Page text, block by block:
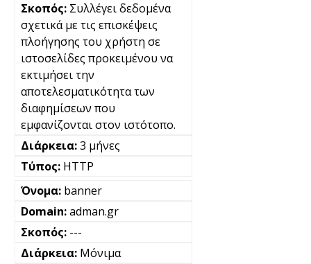
Συλλέγει δεδομένα
σχετικά με τις επισκέψεις
πλοήγησης του χρήστη σε
ιστοσελίδες προκειμένου να
εκτιμήσει την
αποτελεσματικότητα των
διαφημίσεων που
εμφανίζονται στον ιστότοπο.
3 μήνες
HTTP
banner
adman.gr
---
Μόνιμα